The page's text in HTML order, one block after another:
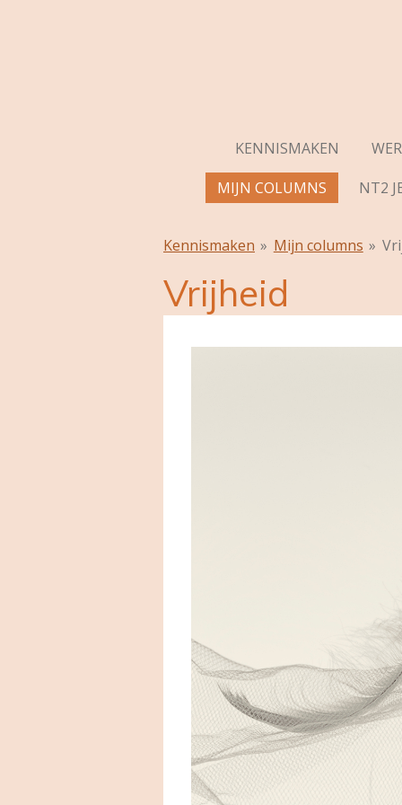
KENNISMAKEN
MIJN COLUMNS
NT2
Kennismaken » Mijn columns »
Vrijheid